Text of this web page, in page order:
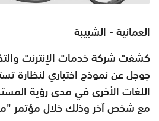
العمانية - الشبيبة
كشفت شركة خدمات الإنترنت
جوجل عن نموذج اختباري لنظارة
اللغات الأخرى في مدى رؤية
مع شخص آخر وذلك خلال مؤتمر